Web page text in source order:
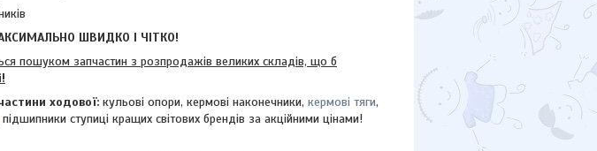
ШВИДКО І ЧІТКО!
пошуком запчастин з розпродажів великих складів, що б
ходової: кульові опори, кермові наконечники, кермові тяги,
підшипники ступиці кращих світових брендів за акційними цінами!